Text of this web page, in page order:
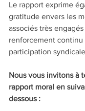
Le rapport exprime
gratitude envers les
associés très
renforcement continu
participation
Nous vous invitons à
rapport moral en
dessous :